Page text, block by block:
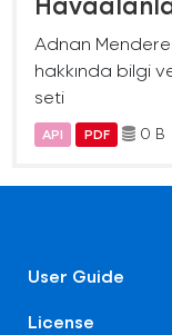
Adnan
hakkında bilgi
seti
API PDF 0 B
User Guide
License